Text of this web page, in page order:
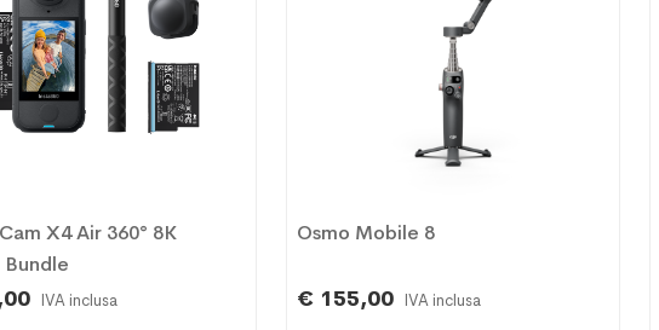
X4 Air 360° 8K
IVA inclusa
Osmo Mobile 8
€ 155,00 IVA inclusa